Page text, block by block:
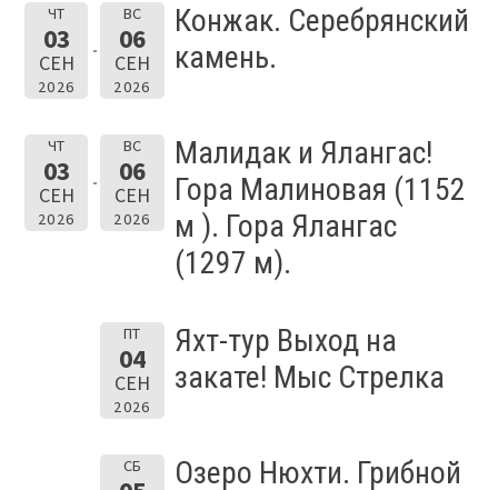
ЧТ
03
СЕН
2026
ВС
06
СЕН
2026
Конжак. Серебрянский
камень.
ЧТ
03
СЕН
2026
ВС
06
СЕН
2026
Малидак и Ялангас!
Гора Малиновая (1152
м ). Гора Ялангас
(1297 м).
ПТ
04
СЕН
2026
Яхт-тур Выход на
закате! Мыс Стрелка
СБ
Озеро Нюхти. Грибной